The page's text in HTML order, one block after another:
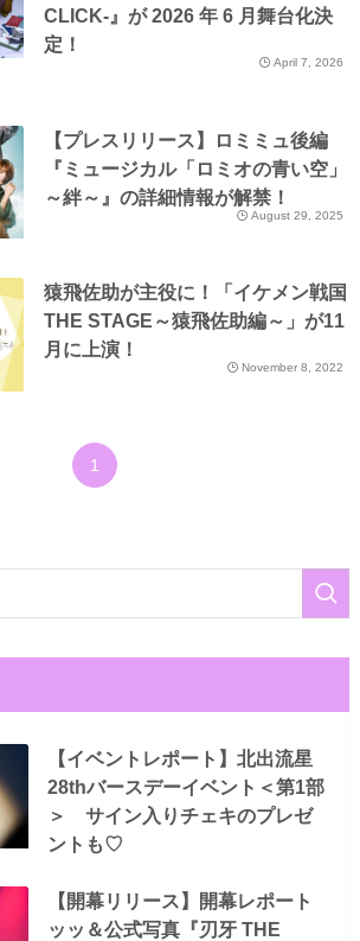
CLICK-』が 2026 年 6 月舞台化決
定！
April 7, 2026
【プレスリリース】ロミミュ後編
『ミュージカル「ロミオの青い空」
～絆～』の詳細情報が解禁！
August 29, 2025
猿飛佐助が主役に！「イケメン戦国
THE STAGE～猿飛佐助編～」が11
月に上演！
November 8, 2022
1
【イベントレポート】北出流星
28thバースデーイベント＜第1部
＞ サイン入りチェキのプレゼ
ントも♡
【開幕リリース】開幕レポート
ッッ＆公式写真『刃牙 THE